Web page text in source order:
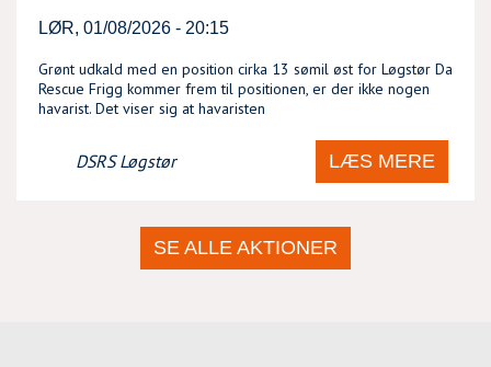
LØR, 01/08/2026 - 20:15
Grønt udkald med en position cirka 13 sømil øst for Løgstør Da
Rescue Frigg kommer frem til positionen, er der ikke nogen
havarist. Det viser sig at havaristen
DSRS Løgstør LÆS MERE
SE ALLE AKTIONER